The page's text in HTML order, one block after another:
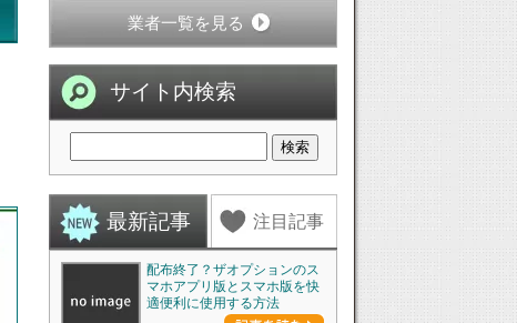
業者一覧を見る
サイト内検索
最新記事 注目記事
配布終了？ザオプションのス
マホアプリ版とスマホ版を快
適便利に使用する方法